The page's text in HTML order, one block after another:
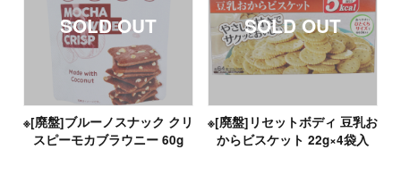
※[廃盤]ブルーノスナック クリ
スピーモカブラウニー 60g
※[廃盤]リセットボディ 豆乳お
からビスケット 22g×4袋入